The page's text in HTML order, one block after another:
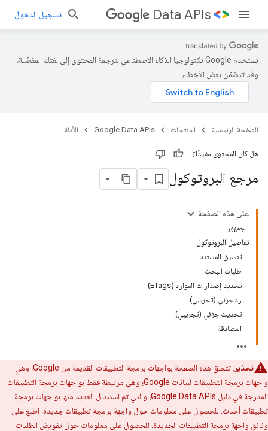
Data APIs تسجيل الدخول
تستخدم Google تكنولوجيا الذكاء الاصطناعي لترجمة المحتوى إلى لغتك المفضّلة،
وقد تتضمّن بعض الأخطاء.
الصفحة الرئيسية المنتجات Google Data APIs الأدلة
هل كان المحتوى مفيدًا؟
مرجع البروتوكول
على هذه الصفحة
الجمهور
تفاصيل البروتوكول
تنسيق المستند
طلبات البحث
تحديد إصدارات الموارد (ETags)
رد جزئي (تجريبي)
تحديث جزئي (تجريبي)
المصادقة
تحذير
: تتعلق هذه الصفحة بواجهات برمجة التطبيقات القديمة من Google، وهي
واجهات برمجة التطبيقات لبيانات Google؛ وهي مرتبطة فقط بواجهات برمجة التطبيقات
المدرجة في دليل Google Data APIs
، والتي تم استبدال العديد منها بواجهات برمجة
تطبيقات أحدث. للحصول على معلومات حول واجهة برمجة تطبيقات جديدة، اطلع على
وثائق واجهة برمجة التطبيقات الجديدة. للحصول على معلومات حول تفويض الطلبات